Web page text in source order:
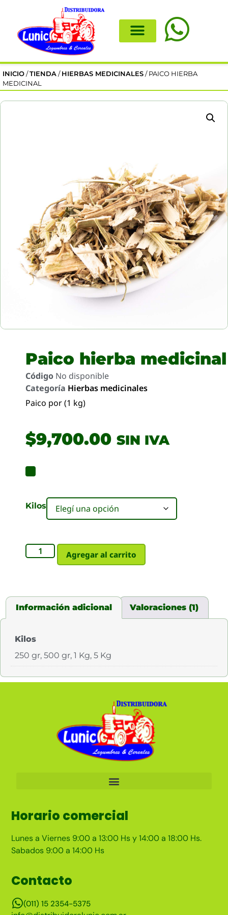
INICIO /TIENDA / HIERBAS MEDICINALES / PAICO HIERBA
MEDICINAL
Paico hierba medicinal
Código No disponible
Categoría Hierbas medicinales
Paico por (1 kg)
$9,700.00 SIN IVA
Kilos
Agregar al carrito
Información adicional Valoraciones (1)
Kilos
250 gr, 500 gr, 1 Kg, 5 Kg
Horario comercial
Lunes a Viernes 9:00 a 13:00 Hs y 14:00 a 18:00 Hs.
Sabados 9:00 a 14:00 Hs
Contacto
(011) 15 2354-5375